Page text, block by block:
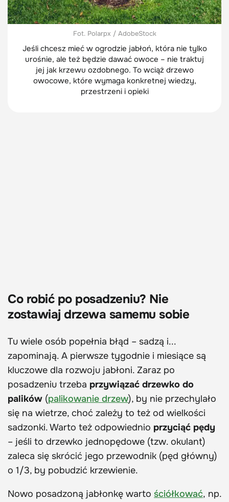
Fot. Polarpx / AdobeStock
Jeśli chcesz mieć w ogrodzie jabłoń, która nie tylko
urośnie, ale też będzie dawać owoce – nie traktuj
jej jak krzewu ozdobnego. To wciąż drzewo
owocowe, które wymaga konkretnej wiedzy,
przestrzeni i opieki
Co robić po posadzeniu? Nie
zostawiaj drzewa samemu sobie
Tu wiele osób popełnia błąd – sadzą i...
zapominają. A pierwsze tygodnie i miesiące są
kluczowe dla rozwoju jabłoni. Zaraz po
posadzeniu trzeba przywiązać drzewko do
palików (palikowanie drzew), by nie przechylało
się na wietrze, choć zależy to też od wielkości
sadzonki. Warto też odpowiednio przyciąć pędy
– jeśli to drzewko jednopędowe (tzw. okulant)
zaleca się skrócić jego przewodnik (pęd główny)
o 1/3, by pobudzić krzewienie.
Nowo posadzoną jabłonkę warto ściółkować, np.